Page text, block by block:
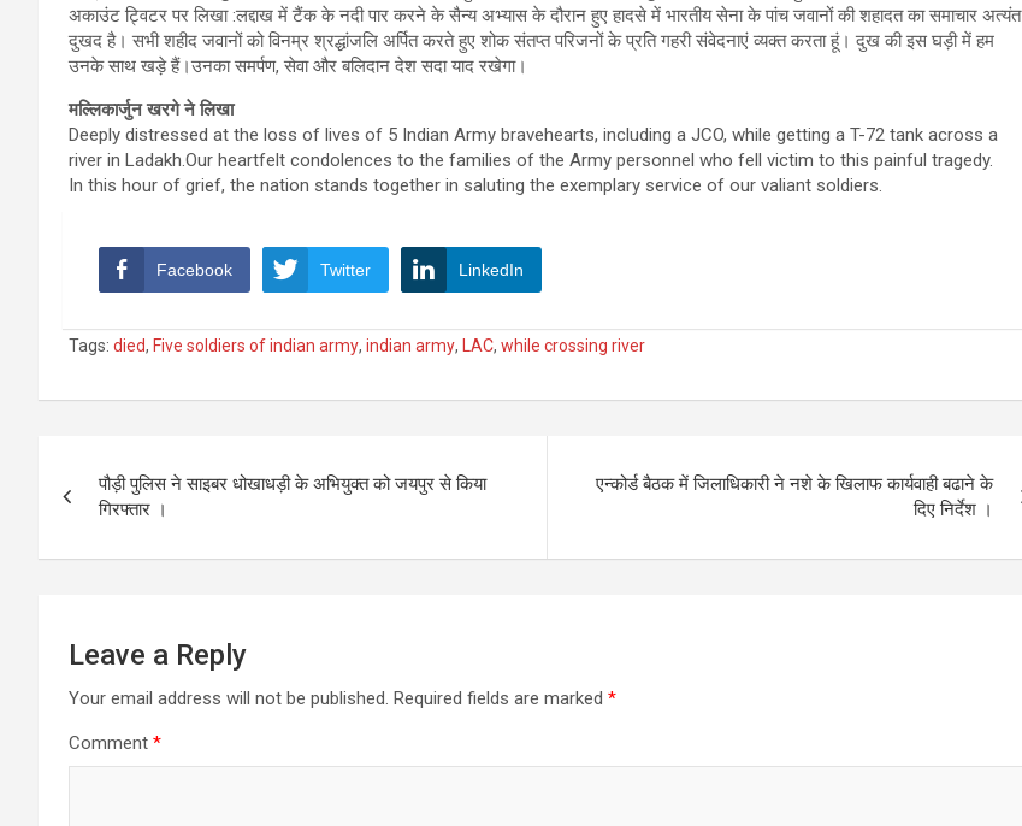
अकाउंट ट्विटर पर लिखा :लद्दाख में टैंक के नदी पार करने के सैन्य अभ्यास के दौरान हुए हादसे में भारतीय सेना के पांच जवानों की शहादत का समाचार अत्यंत
दुखद है। सभी शहीद जवानों को विनम्र श्रद्धांजलि अर्पित करते हुए शोक संतप्त परिजनों के प्रति गहरी संवेदनाएं व्यक्त करता हूं। दुख की इस घड़ी में हम
उनके साथ खड़े हैं।उनका समर्पण, सेवा और बलिदान देश सदा याद रखेगा।
मल्लिकार्जुन खरगे ने लिखा
Deeply distressed at the loss of lives of 5 Indian Army bravehearts, including a JCO, while getting a T-72 tank across a
river in Ladakh.Our heartfelt condolences to the families of the Army personnel who fell victim to this painful tragedy.
In this hour of grief, the nation stands together in saluting the exemplary service of our valiant soldiers.
Facebook Twitter LinkedIn
Tags: died, Five soldiers of indian army, indian army, LAC, while crossing river
navigation
पौड़ी पुलिस ने साइबर धोखाधड़ी के अभियुक्त को जयपुर से किया
गिरफ्तार ।
एन्कोर्ड बैठक में जिलाधिकारी ने नशे के खिलाफ कार्यवाही बढाने के
दिए निर्देश ।
Leave a Reply
Your email address will not be published. Required fields are marked *
Comment *